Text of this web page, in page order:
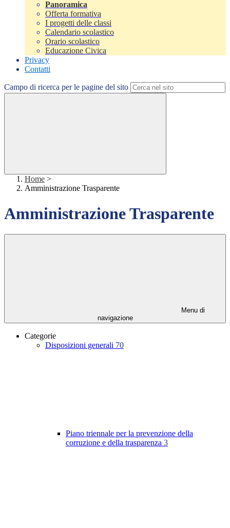
Panoramica
Offerta formativa
I progetti delle classi
Calendario scolastico
Orario scolastico
Educazione Civica
Privacy
Contatti
Campo di ricerca per le pagine del sito
Home >
Amministrazione Trasparente
Amministrazione Trasparente
Menu di
navigazione
Categorie
Disposizioni generali 70
Piano triennale per la prevenzione della
corruzione e della trasparenza 3